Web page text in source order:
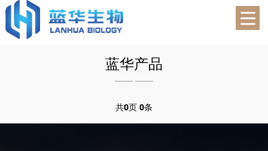
蓝华生物
蓝华产品
共0页 0条